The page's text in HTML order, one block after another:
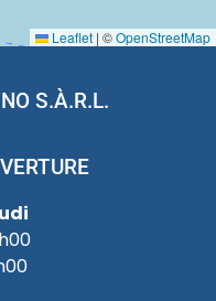
Leaflet | ©OpenStreetMap
S.À.R.L.